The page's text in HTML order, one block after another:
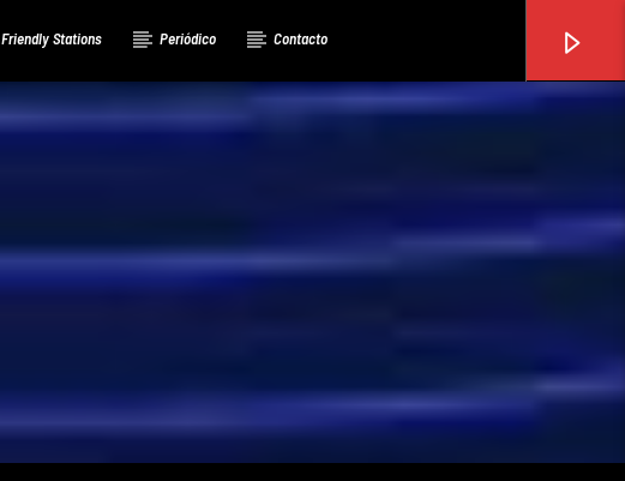
Friendly Stations Periódico Contacto